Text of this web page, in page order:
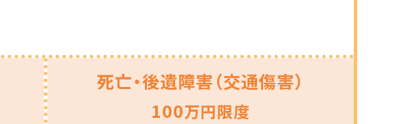
死亡・後遺障害（交通傷害）
100万円限度